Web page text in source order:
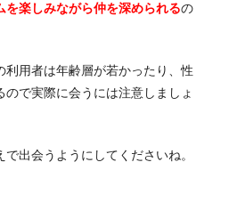
を楽しみながら仲を深められるの
利用者は年齢層が若かったり、性
で実際に会うには注意しましょ
出会うようにしてくださいね。